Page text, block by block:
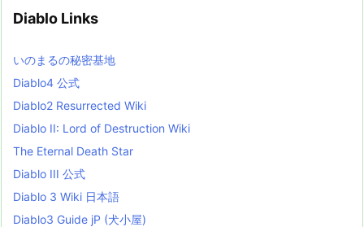
e
i
s
t
Diablo Links
いのまるの秘密基地
Diablo4 公式
Diablo2 Resurrected Wiki
Diablo II: Lord of Destruction Wiki
The Eternal Death Star
Diablo III 公式
Diablo 3 Wiki 日本語
Diablo3 Guide jP (犬小屋)